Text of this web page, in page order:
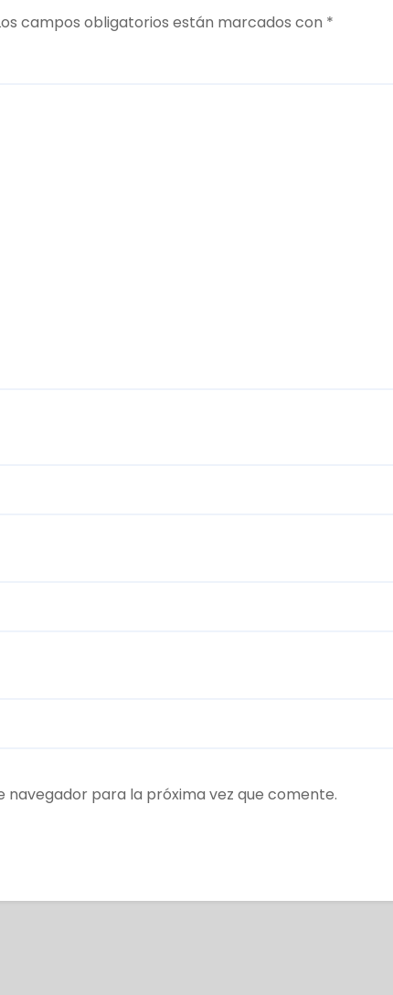
campos obligatorios están marcados con *
para la próxima vez que comente.